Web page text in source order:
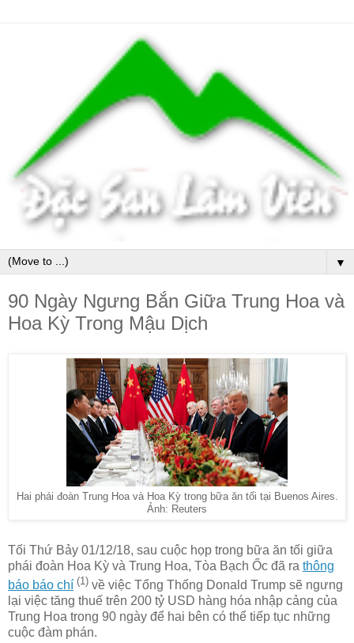
▼
90 Ngày Ngưng Bắn Giữa Trung Hoa và
Hoa Kỳ Trong Mậu Dịch
Hai phái đoàn Trung Hoa và Hoa Kỳ trong bữa ăn tối tại Buenos Aires.
Ảnh: Reuters
Tối Thứ Bảy 01/12/18, sau cuộc họp trong bữa ăn tối giữa
phái đoàn Hoa Kỳ và Trung Hoa, Tòa Bạch Ốc đã ra thông
báo báo chí (1) về việc Tổng Thống Donald Trump sẽ ngưng
lại việc tăng thuế trên 200 tỷ USD hàng hóa nhập cảng của
Trung Hoa trong 90 ngày để hai bên có thể tiếp tục những
cuộc đàm phán.